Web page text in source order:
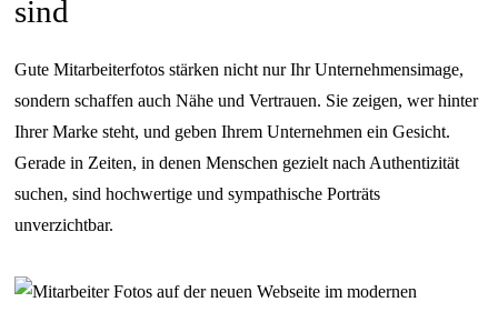
sind
Gute Mitarbeiterfotos stärken nicht nur Ihr Unternehmensimage,
sondern schaffen auch Nähe und Vertrauen. Sie zeigen, wer hinter
Ihrer Marke steht, und geben Ihrem Unternehmen ein Gesicht.
Gerade in Zeiten, in denen Menschen gezielt nach Authentizität
suchen, sind hochwertige und sympathische Porträts
unverzichtbar.